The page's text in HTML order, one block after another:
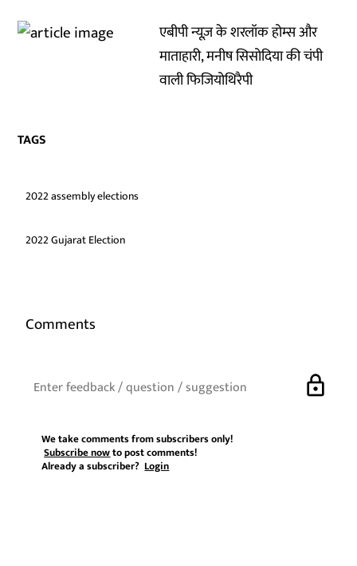
एबीपी न्यूज़ के शरलॉक होम्स और
माताहारी, मनीष सिसोदिया की चंपी
वाली फिजियोथिरैपी
TAGS
2022 assembly elections
2022 Gujarat Election
Comments
lock
We take comments from subscribers only!
Subscribe nowto post comments!
Already a subscriber?Login